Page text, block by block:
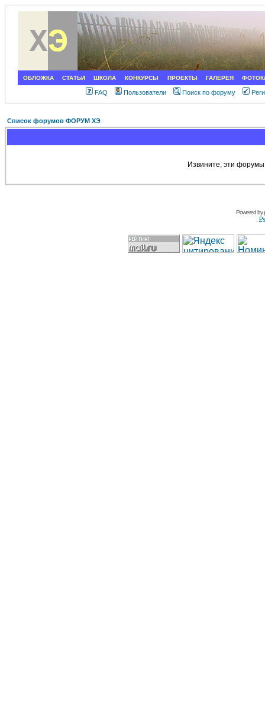
ОБЛОЖКА СТАТЬИ ШКОЛА КОНКУРСЫ ПРОЕКТЫ ГАЛЕРЕЯ
FAQ Пользователи Поиск по форуму
Список форумов ФОРУМ ХЭ
Извините, эти
Powered by